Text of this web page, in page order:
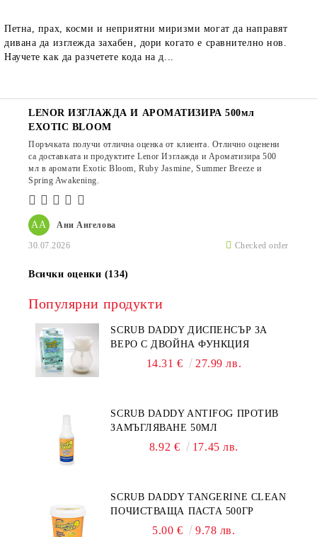
Петна, прах, косми и неприятни миризми могат да направят
дивана да изглежда захабен, дори когато е сравнително нов.
Научете как да разчетете кода на д...
АА Ани Ангелова
30.07.2026 Checked order
LENOR ИЗГЛАЖДА И АРОМАТИЗИРА 500мл
EXOTIC BLOOM
Поръчката получи отлична оценка от клиента. Отлично оценени
са доставката и продуктите Lenor Изглажда и Ароматизира 500
мл в аромати Exotic Bloom, Ruby Jasmine, Summer Breeze и
Spring Awakening.
Всички оценки (134)
Популярни продукти
SCRUB DADDY ДИСПЕНСЪР ЗА
ВЕРО С ДВОЙНА ФУНКЦИЯ
14.31 € 27.99 лв.
SCRUB DADDY ANTIFOG ПРОТИВ
ЗАМЪГЛЯВАНЕ 50МЛ
8.92 € 17.45 лв.
SCRUB DADDY TANGERINE CLEAN
ПОЧИСТВАЩА ПАСТА 500ГР
5.00 € 9.78 лв.